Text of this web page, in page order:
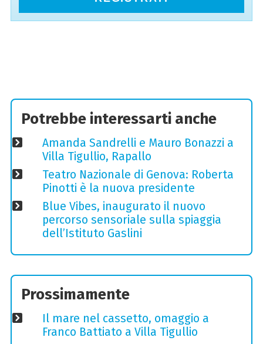
Potrebbe interessarti anche
Amanda Sandrelli e Mauro Bonazzi a
Villa Tigullio, Rapallo
Teatro Nazionale di Genova: Roberta
Pinotti è la nuova presidente
Blue Vibes, inaugurato il nuovo
percorso sensoriale sulla spiaggia
dell’Istituto Gaslini
Prossimamente
Il mare nel cassetto, omaggio a
Franco Battiato a Villa Tigullio